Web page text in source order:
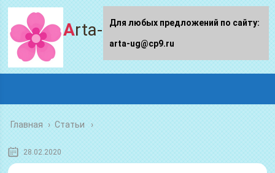
Arta-ug.ru
Главная › Статьи
28.02.2020
Для любых предложений по сайту:
arta-ug@cp9.ru